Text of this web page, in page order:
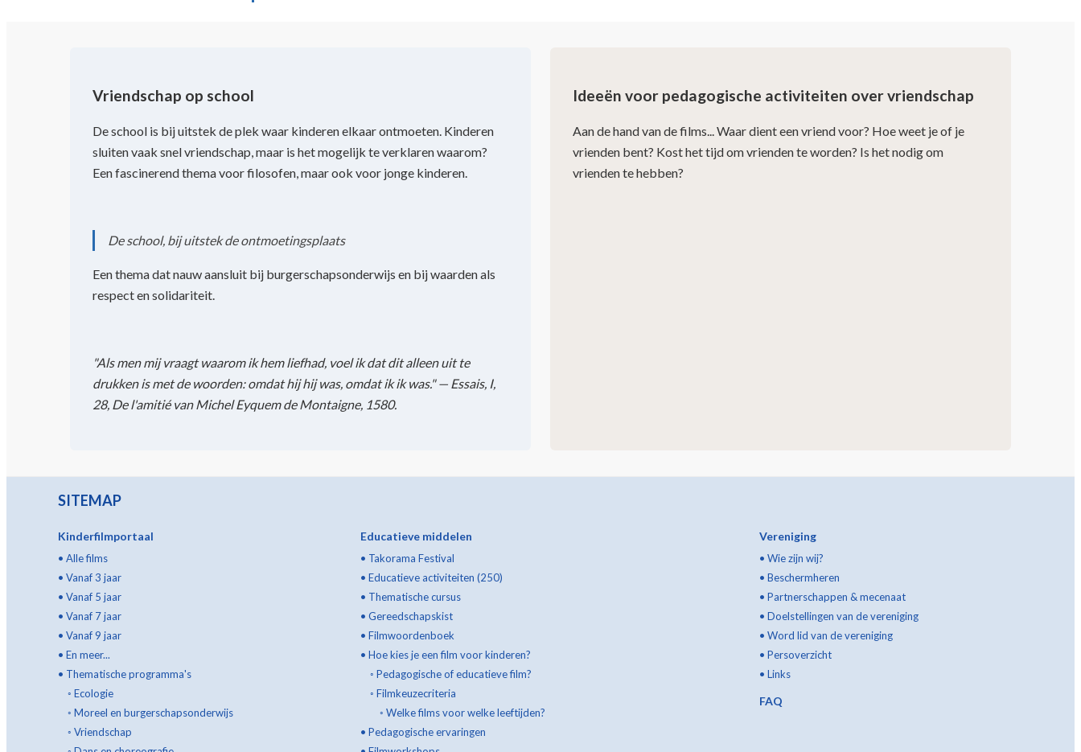
Vriendschap op school
De school is bij uitstek de plek waar kinderen elkaar ontmoeten. Kinderen
sluiten vaak snel vriendschap, maar is het mogelijk te verklaren waarom?
Een fascinerend thema voor filosofen, maar ook voor jonge kinderen.
De school, bij uitstek de ontmoetingsplaats
Een thema dat nauw aansluit bij burgerschapsonderwijs en bij waarden als
respect en solidariteit.
"Als men mij vraagt waarom ik hem liefhad, voel ik dat dit alleen uit te
drukken is met de woorden: omdat hij hij was, omdat ik ik was." — Essais, I,
28, De l'amitié van Michel Eyquem de Montaigne, 1580.
Ideeën voor pedagogische activiteiten over vriendschap
Aan de hand van de films... Waar dient een vriend voor? Hoe weet je of je
vrienden bent? Kost het tijd om vrienden te worden? Is het nodig om
vrienden te hebben?
SITEMAP
Kinderfilmportaal
• Alle films
• Vanaf 3 jaar
• Vanaf 5 jaar
• Vanaf 7 jaar
• Vanaf 9 jaar
• En meer...
• Thematische programma's
◦ Ecologie
◦ Moreel en burgerschapsonderwijs
◦ Vriendschap
Educatieve middelen
• Takorama Festival
• Educatieve activiteiten (250)
• Thematische cursus
• Gereedschapskist
• Filmwoordenboek
• Hoe kies je een film voor kinderen?
◦ Pedagogische of educatieve film?
◦ Filmkeuzecriteria
◦ Welke films voor welke leeftijden?
• Pedagogische ervaringen
Vereniging
• Wie zijn wij?
• Beschermheren
• Partnerschappen & mecenaat
• Doelstellingen van de vereniging
• Word lid van de vereniging
• Persoverzicht
• Links
FAQ